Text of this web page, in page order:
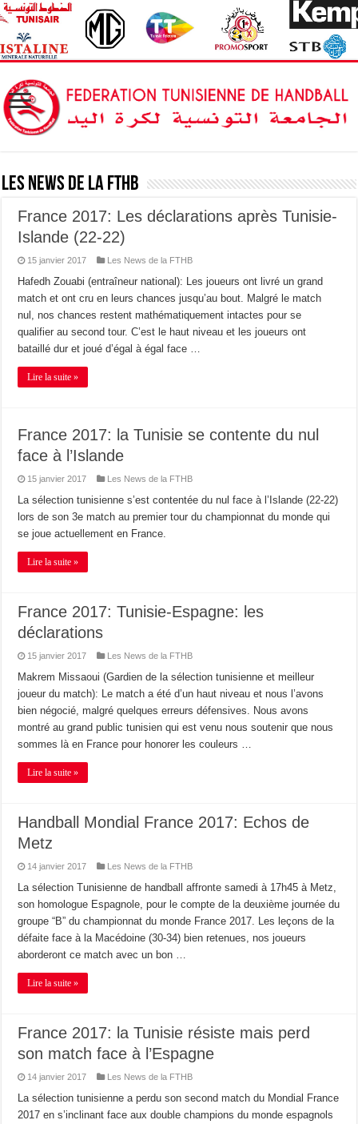
Les News de la FTHB
France 2017: Les déclarations après Tunisie-
Islande (22-22)
15 janvier 2017 Les News de la FTHB
Hafedh Zouabi (entraîneur national): Les joueurs ont livré un grand
match et ont cru en leurs chances jusqu’au bout. Malgré le match
nul, nos chances restent mathématiquement intactes pour se
qualifier au second tour. C’est le haut niveau et les joueurs ont
bataillé dur et joué d’égal à égal face …
Lire la suite »
France 2017: la Tunisie se contente du nul
face à l’Islande
15 janvier 2017 Les News de la FTHB
La sélection tunisienne s’est contentée du nul face à l’Islande (22-22)
lors de son 3e match au premier tour du championnat du monde qui
se joue actuellement en France.
Lire la suite »
France 2017: Tunisie-Espagne: les
déclarations
15 janvier 2017 Les News de la FTHB
Makrem Missaoui (Gardien de la sélection tunisienne et meilleur
joueur du match): Le match a été d’un haut niveau et nous l’avons
bien négocié, malgré quelques erreurs défensives. Nous avons
montré au grand public tunisien qui est venu nous soutenir que nous
sommes là en France pour honorer les couleurs …
Lire la suite »
Handball Mondial France 2017: Echos de
Metz
14 janvier 2017 Les News de la FTHB
La sélection Tunisienne de handball affronte samedi à 17h45 à Metz,
son homologue Espagnole, pour le compte de la deuxième journée du
groupe “B” du championnat du monde France 2017. Les leçons de la
défaite face à la Macédoine (30-34) bien retenues, nos joueurs
aborderont ce match avec un bon …
Lire la suite »
France 2017: la Tunisie résiste mais perd
son match face à l’Espagne
14 janvier 2017 Les News de la FTHB
La sélection tunisienne a perdu son second match du Mondial France
2017 en s’inclinant face aux double champions du monde espagnols